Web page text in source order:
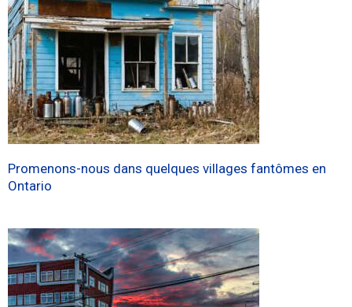
Promenons-nous dans quelques villages fantômes en
Ontario